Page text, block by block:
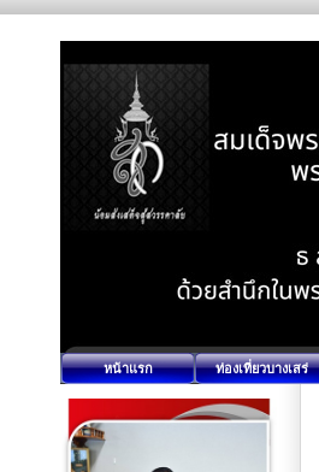
หน้าแรก ท่องเที่ยวบางเสร่